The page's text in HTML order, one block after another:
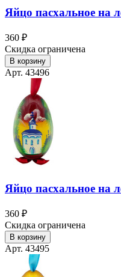
Яйцо пасхальное на
360 ₽
Скидка ограничена
В корзину
Арт. 43496
Яйцо пасхальное на
360 ₽
Скидка ограничена
В корзину
Арт. 43495